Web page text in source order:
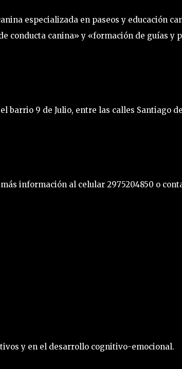
especializada en paseos y educación
conducta canina» y «formación de guías y
barrio 9 de Julio, entre las calles Santiago
información al celular 2975204850 o
y en el desarrollo cognitivo-emocional.